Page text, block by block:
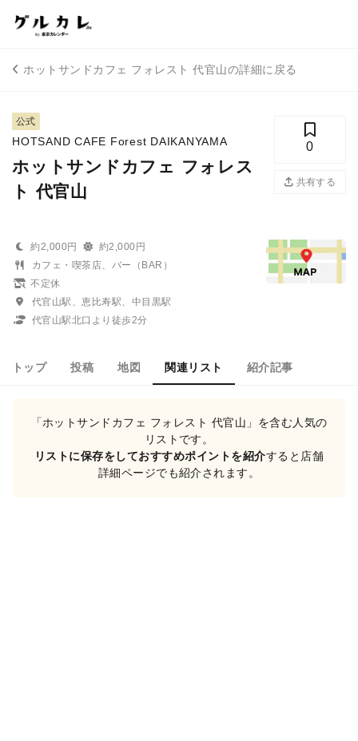
ホットサンドカフェ フォレスト 代官山の詳細に戻る
公式
HOTSAND CAFE Forest DAIKANYAMA
ホットサンドカフェ フォレス
ト 代官山
0
共有する
約2,000円
約2,000円
カフェ・喫茶店、バー（BAR）
不定休
代官山駅、恵比寿駅、中目黒駅
代官山駅北口より徒歩2分
トップ 投稿 地図 関連リスト 紹介記事
「ホットサンドカフェ フォレスト 代官山」を含む人気の
リストです。
リストに保存をしておすすめポイントを紹介すると店舗
詳細ページでも紹介されます。